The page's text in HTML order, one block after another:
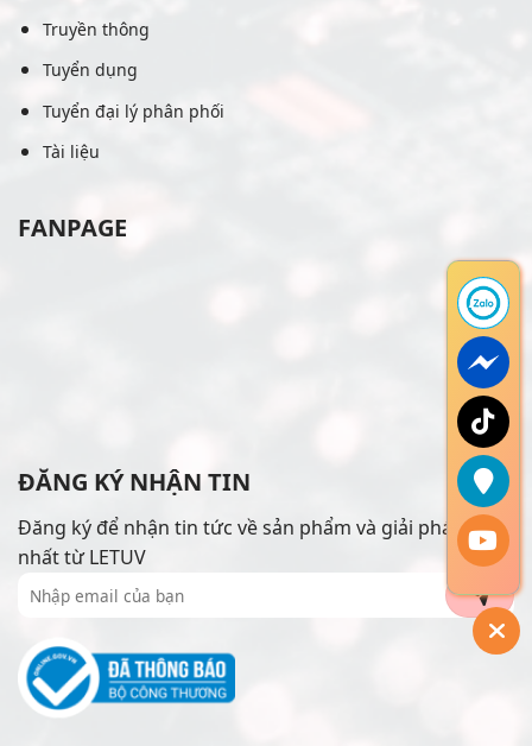
Truyền thông
Tuyển dụng
Tuyển đại lý phân phối
Tài liệu
FANPAGE
ĐĂNG KÝ NHẬN TIN
Đăng ký để nhận tin tức về sản phẩm và giải pháp mới
nhất từ LETUV